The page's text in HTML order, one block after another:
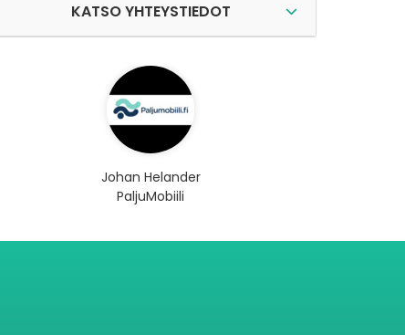
KATSO YHTEYSTIEDOT
Johan Helander
PaljuMobiili